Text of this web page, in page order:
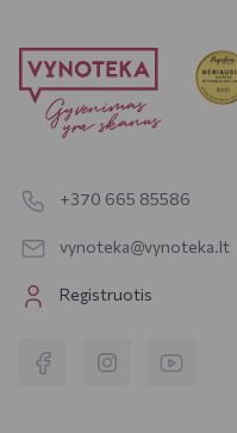
+370 665 85586
vynoteka@vynoteka.lt
Registruotis